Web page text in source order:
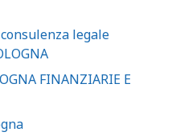
consulenza legale
FINANZIARIE E